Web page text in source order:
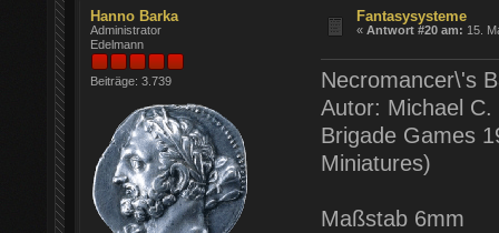
Hanno Barka
Administrator
Edelmann
Beiträge: 3.739
Fantasysysteme
«Antwort #20 am: 15.
Necromancer\'s
Autor: Michael C.
Brigade Games
Miniatures)
Maßstab 6mm